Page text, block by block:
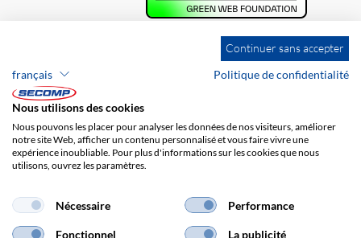
Brands
Protection des données
Frais de port
Continuer sans accepter
français
Politique de confidentialité
Nous utilisons des cookies
Nous pouvons les placer pour analyser les données de nos visiteurs, améliorer
notre site Web, afficher un contenu personnalisé et vous faire vivre une
expérience inoubliable. Pour plus d'informations sur les cookies que nous
utilisons, ouvrez les paramètres.
Nécessaire Performance
Fonctionnel La publicité